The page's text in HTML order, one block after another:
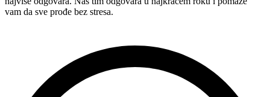
vam da sve prođe bez stresa.